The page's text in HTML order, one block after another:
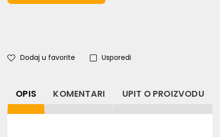
Dodaj u favorite Usporedi
OPIS KOMENTARI UPIT O PROIZVODU